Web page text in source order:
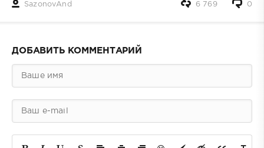
SazonovAnd 0
6 769
ДОБАВИТЬ КОММЕНТАРИЙ